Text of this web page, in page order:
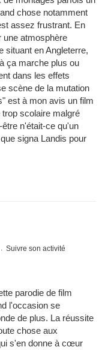
chose notamment
assez frustrant. En
une atmosphère
situant en Angleterre,
ça marche plus ou
dans les effets
scène de la mutation
est à mon avis un film
scolaire malgré
n'était-ce qu'un
signa Landis pour
Suivre son activité
parodie de film
l'occasion se
de plus. La réussite
chose aux
s'en donne à cœur